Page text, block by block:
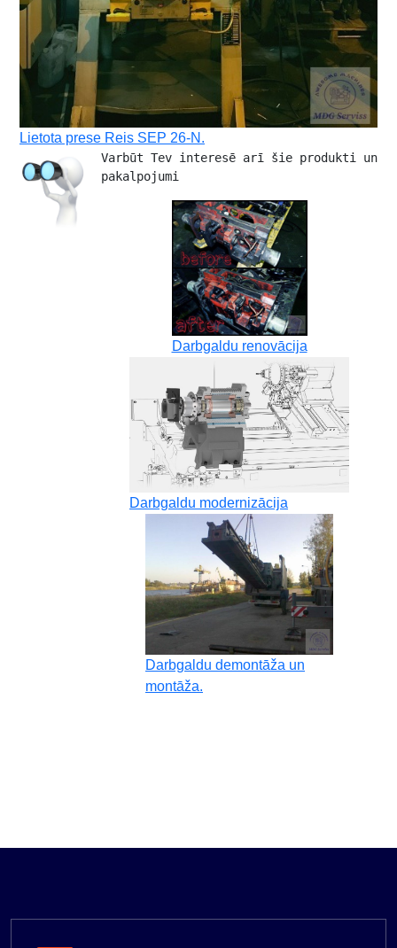
Lietota prese Reis SEP 26-N.
Varbūt Tev interesē arī šie produkti un
pakalpojumi
Darbgaldu renovācija
Darbgaldu modernizācija
Darbgaldu demontāža un
montāža.